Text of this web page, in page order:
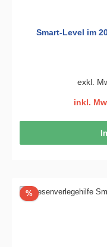
Smart-Level im
exkl.
inkl.
%Rabatt